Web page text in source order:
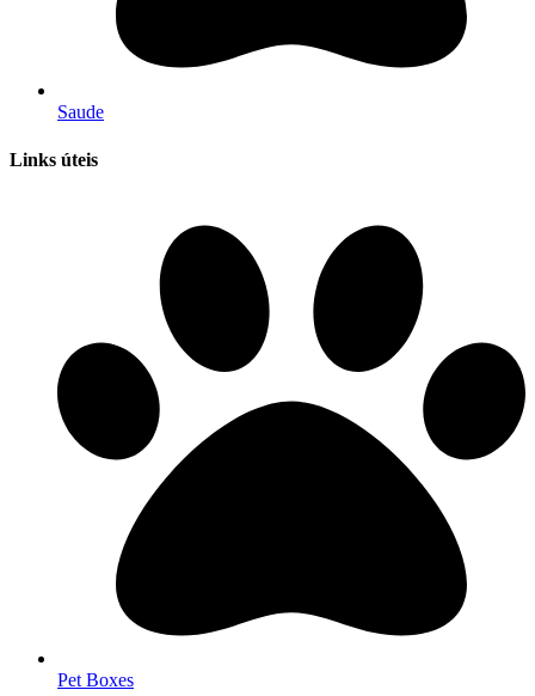
Saude
Links úteis
Pet Boxes